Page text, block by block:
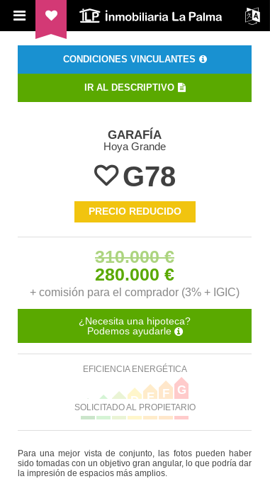
ILP Inmobiliaria La Palma
CONDICIONES VINCULANTES
IR AL DESCRIPTIVO
GARAFÍA
Hoya Grande
G78
PRECIO REDUCIDO
310.000 €
280.000 €
+ comisión para el comprador (3% + IGIC)
¿Necesita una hipoteca?
Podemos ayudarle
EFICIENCIA ENERGÉTICA
A B C D E F G
SOLICITADO AL PROPIETARIO
Para una mejor vista de conjunto, las fotos pueden haber
sido tomadas con un objetivo gran angular, lo que podría dar
la impresión de espacios más amplios.